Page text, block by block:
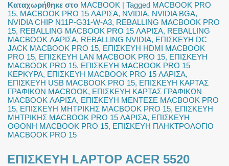
Καταχωρήθηκε στο MACBOOK |Tagged MACBOOK PRO
15, MACBOOK PRO 15 ΛΑΡΙΣΑ, NVIDIA, NVIDIA BGA,
NVIDIA CHIP N11P-G31-W-A3, REBALLING MACBOOK PRO
15, REBALLING MACBOOK PRO 15 ΛΑΡΙΣΑ, REBALLING
MACBOOK ΛΑΡΙΣΑ, REBALLING NVIDIA, ΕΠΙΣΚΕΥΗ DC
JACK MACBOOK PRO 15, ΕΠΙΣΚΕΥΗ HDMI MACBOOK
PRO 15, ΕΠΙΣΚΕΥΗ LAN MACBOOK PRO 15, ΕΠΙΣΚΕΥΗ
MACBOOK PRO 15, ΕΠΙΣΚΕΥΗ MACBOOK PRO 15
ΚΕΡΚΥΡΑ, ΕΠΙΣΚΕΥΗ MACBOOK PRO 15 ΛΑΡΙΣΑ,
ΕΠΙΣΚΕΥΗ USB MACBOOK PRO 15, ΕΠΙΣΚΕΥΗ ΚΑΡΤΑΣ
ΓΡΑΦΙΚΩΝ MACBOOK, ΕΠΙΣΚΕΥΗ ΚΑΡΤΑΣ ΓΡΑΦΙΚΩΝ
MACBOOK ΛΑΡΙΣΑ, ΕΠΙΣΚΕΥΗ ΜΕΝΤΕΣΕ MACBOOK PRO
15, ΕΠΙΣΚΕΥΗ ΜΗΤΡΙΚΗΣ MACBOOK PRO 15, ΕΠΙΣΚΕΥΗ
ΜΗΤΡΙΚΗΣ MACBOOK PRO 15 ΛΑΡΙΣΑ, ΕΠΙΣΚΕΥΗ
ΟΘΟΝΗ MACBOOK PRO 15, ΕΠΙΣΚΕΥΗ ΠΛΗΚΤΡΟΛΟΓΙΟ
MACBOOK PRO 15
ΕΠΙΣΚΕΥΗ LAPTOP ACER 5520